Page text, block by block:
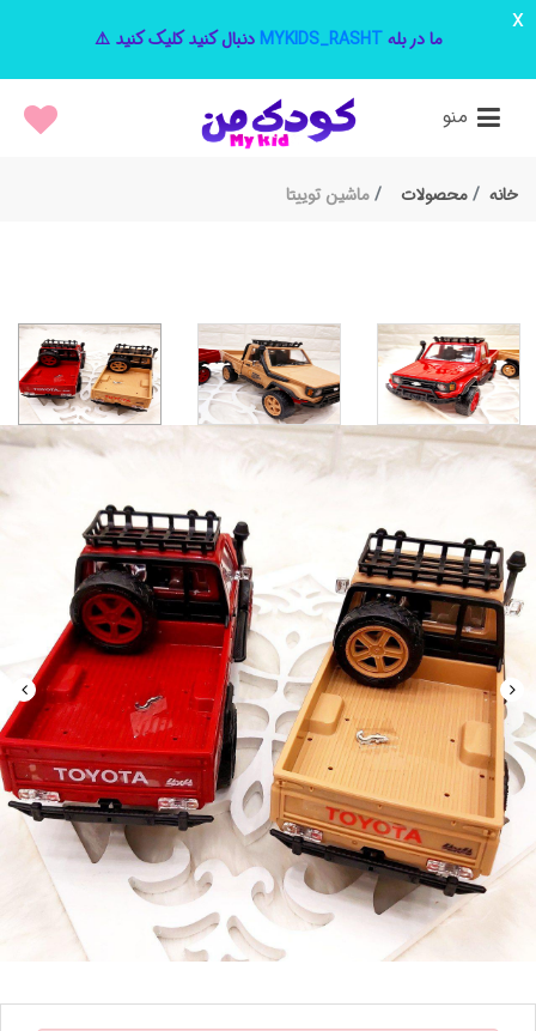
ما در بلهMYKIDS_RASHT دنبال کنید کلیک کنید ⚠️
x
منو
خانه محصولات ماشین توییتا